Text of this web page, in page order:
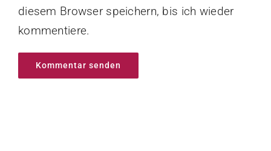
diesem Browser speichern, bis ich wieder
kommentiere.